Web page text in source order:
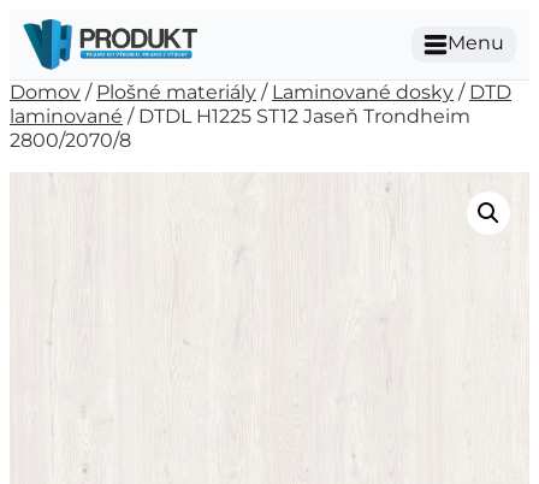
Menu
Domov / Plošné materiály / Laminované dosky / DTD
laminované / DTDL H1225 ST12 Jaseň Trondheim
2800/2070/8